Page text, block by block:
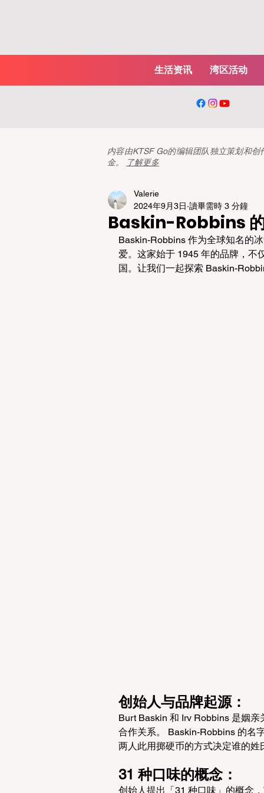
生活资讯 湾区活动
内容由KTSF Go的编辑团队独立策划和
金。
了解更多
Baskin-Robbins 的
Valerie
2024年9月3日 讀畢需時 3 分鐘
Baskin-Robbins 作为全球知名的
爱。这家始于 1945 年的品牌，不
国。让我们一起探索 Baskin-
创始人与品牌起源：
Burt Baskin 和 Irv Robbins 是姻
合作关系。 Baskin-Robbins 的名
两人此用掷硬币的方式决定谁的
31 种口味的概念：
创始人提出「31 种口味」的概念